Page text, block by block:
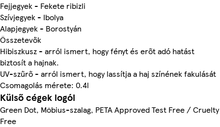
Fejjegyek - Fekete ribizli
Szívjegyek - Ibolya
Alapjegyek - Borostyán
Összetevők
Hibiszkusz - arról ismert, hogy fényt és erőt adó hatást
biztosít a hajnak.
UV-szűrő - arról ismert, hogy lassítja a haj színének fakulását
Csomagolás mérete: 0.4l
Külső cégek logói
Green Dot, Möbius-szalag, PETA Approved Test Free / Cruelty
Free